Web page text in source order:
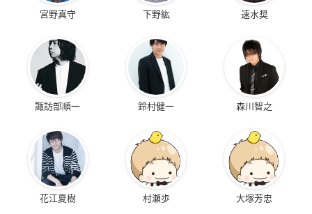
宮野真守 下野紘 速水奨
諏訪部順一 鈴村健一 森川智之
花江夏樹 村瀬歩 大塚芳忠